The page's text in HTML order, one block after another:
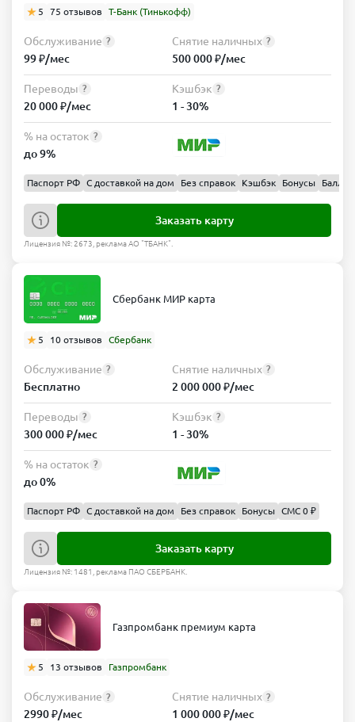
5 75 отзывов Т-Банк (Тинькофф)
Обслуживание ?
99 ₽/мес
Снятие наличных ?
500 000 ₽/мес
Переводы ?
20 000 ₽/мес
Кэшбэк ?
1 - 30%
% на остаток ?
до 9%
Паспорт РФ С доставкой на дом Без справок Кэшбэк Бонусы Баллы
Заказать карту
Лицензия №: 2673, реклама АО "ТБАНК".
Сбербанк МИР карта
5 10 отзывов Сбербанк
Обслуживание ?
Бесплатно
Снятие наличных ?
2 000 000 ₽/мес
Переводы ?
300 000 ₽/мес
Кэшбэк ?
1 - 30%
% на остаток ?
до 0%
Паспорт РФ С доставкой на дом Без справок Бонусы СМС 0 ₽
Заказать карту
Лицензия №: 1481, реклама ПАО СБЕРБАНК.
Газпромбанк премиум карта
5 13 отзывов Газпромбанк
Обслуживание ?
2990 ₽/мес
Снятие наличных ?
1 000 000 ₽/мес